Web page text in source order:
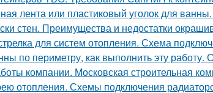
лента или пластиковый уголок для
стен. Преимущества и недостатки
для систем отопления. Схема
по периметру, как выполнить эту работу.
компании. Московская строительная
отопления. Схемы подключения